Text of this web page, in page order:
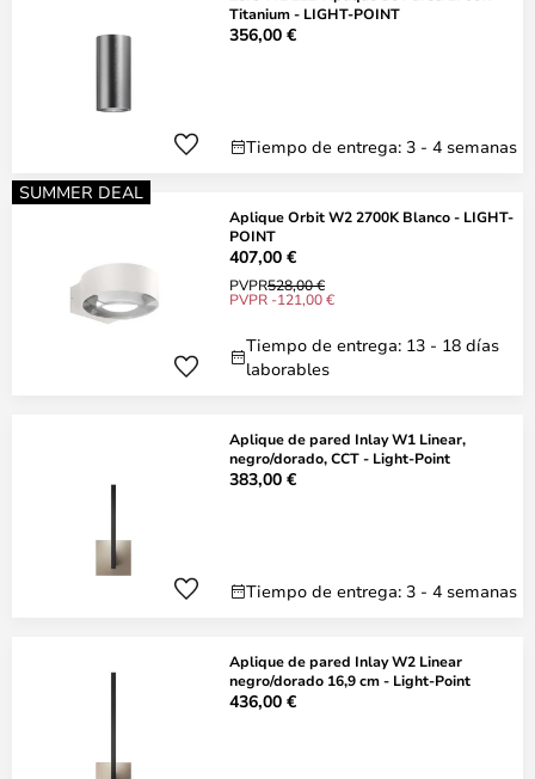
Titanium - LIGHT-POINT
356,00 €
Tiempo de entrega: 3 - 4 semanas
SUMMER DEAL
Aplique Orbit W2 2700K Blanco - LIGHT-
POINT
407,00 €
PVPR528,00 €
PVPR -121,00 €
Tiempo de entrega: 13 - 18 días
laborables
Aplique de pared Inlay W1 Linear,
negro/dorado, CCT - Light-Point
383,00 €
Tiempo de entrega: 3 - 4 semanas
Aplique de pared Inlay W2 Linear
negro/dorado 16,9 cm - Light-Point
436,00 €